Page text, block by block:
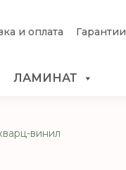
и оплата Гарантии
ЛАМИНАТ
винил